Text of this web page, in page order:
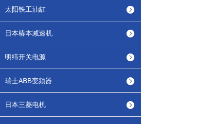
太阳铁工油缸
日本椿本减速机
明纬开关电源
瑞士ABB变频器
日本三菱电机